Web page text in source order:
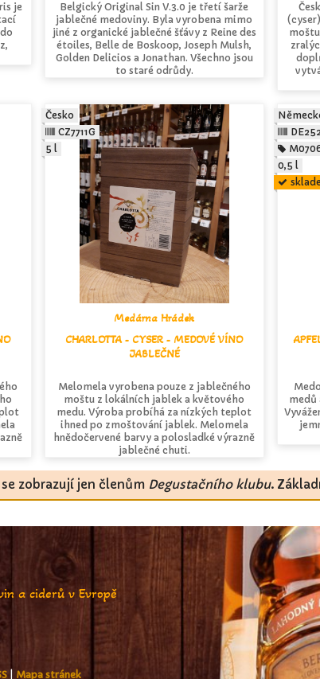
je
Belgický Original Sin V.3.0 je třetí šarže
jablečné medoviny. Byla vyrobena mimo
jiné z organické jablečné šťávy z Reine des
étoiles, Belle de Boskoop, Joseph Mulsh,
Golden Delicios a Jonathan. Všechno jsou
to staré odrůdy.
Medárna Hrádek
CHARLOTTA - CYSER - MEDOVÉ VÍNO
JABLEČNÉ
Melomela vyrobena pouze z jablečného
moštu z lokálních jablek a květového
medu. Výroba probíhá za nízkých teplot
ihned po zmoštování jablek. Melomela
hnědočervené barvy a polosladké výrazně
jablečné chuti.
Česko
CZ7711G
5 l
medů
0,5 l
zobrazují jen členům Degustačního klubu.
a ciderů v Evropě
Mapa stránek